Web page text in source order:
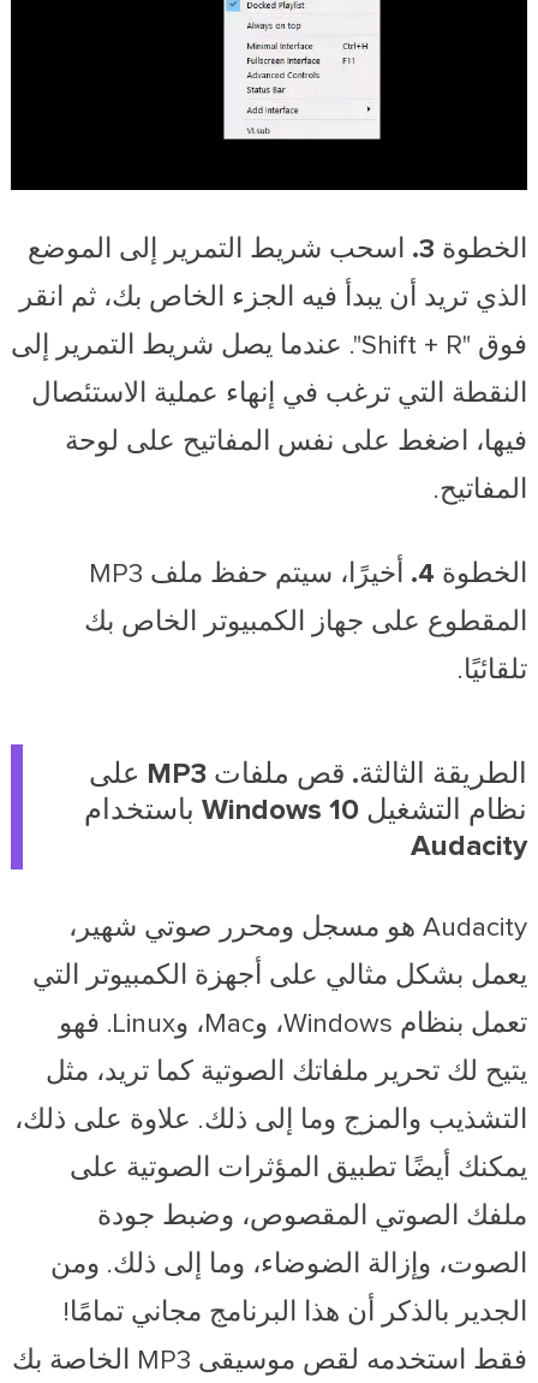
الخطوة 3.
اسحب شريط التمرير إلى الموضع
الذي تريد أن يبدأ فيه الجزء الخاص بك، ثم انقر
فوق "Shift + R". عندما يصل شريط التمرير إلى
النقطة التي ترغب في إنهاء عملية الاستئصال
فيها، اضغط على نفس المفاتيح على لوحة
المفاتيح.
الخطوة 4.
أخيرًا، سيتم حفظ ملف MP3
المقطوع على جهاز الكمبيوتر الخاص بك
تلقائيًا.
الطريقة الثالثة. قص ملفات MP3 على
نظام التشغيل Windows 10 باستخدام
Audacity
Audacity هو مسجل ومحرر صوتي شهير،
يعمل بشكل مثالي على أجهزة الكمبيوتر التي
تعمل بنظام Windows، وMac، وLinux. فهو
يتيح لك تحرير ملفاتك الصوتية كما تريد، مثل
التشذيب والمزج وما إلى ذلك. علاوة على ذلك،
يمكنك أيضًا تطبيق المؤثرات الصوتية على
ملفك الصوتي المقصوص، وضبط جودة
الصوت، وإزالة الضوضاء، وما إلى ذلك. ومن
الجدير بالذكر أن هذا البرنامج مجاني تمامًا!
فقط استخدمه لقص موسيقى MP3 الخاصة بك